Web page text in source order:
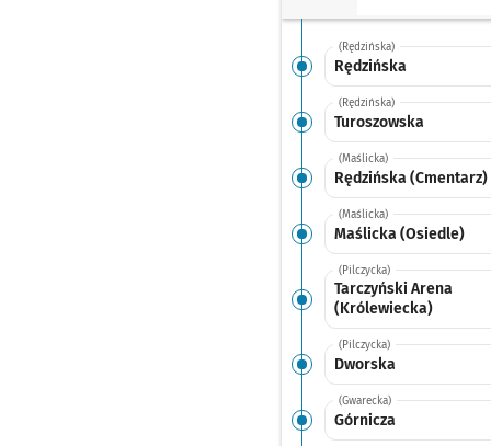
(Rędzińska)
Rędzińska
(Rędzińska)
Turoszowska
(Maślicka)
Rędzińska (Cmentarz)
(Maślicka)
Maślicka (Osiedle)
(Pilczycka)
Tarczyński Arena
(Królewiecka)
(Pilczycka)
Dworska
(Gwarecka)
Górnicza